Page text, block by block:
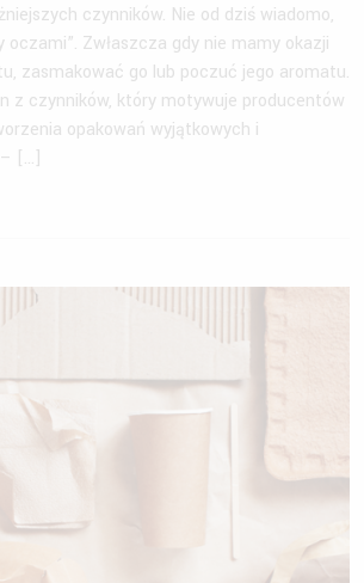
czynników. Nie od dziś wiadomo,
oczami”. Zwłaszcza gdy nie mamy okazji
zasmakować go lub poczuć jego aromatu.
z czynników, który motywuje producentów
opakowań wyjątkowych i
[…]